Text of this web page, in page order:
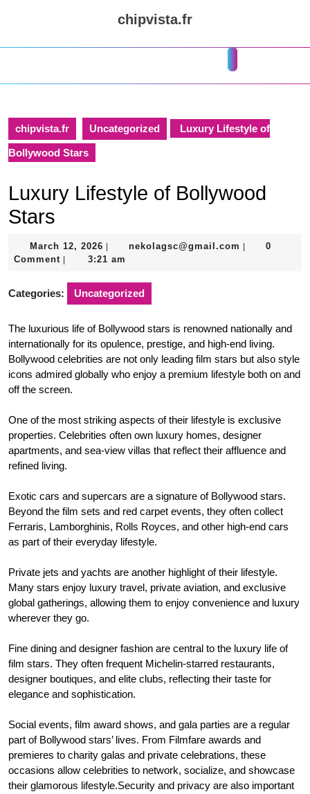
chipvista.fr
chipvista.fr Uncategorized Luxury Lifestyle of
Bollywood Stars
Luxury Lifestyle of Bollywood
Stars
March 12, 2026 March
12,
nekolagsc@gmail.com
0
Comment
3:21 am
Categories: Uncategorized
The luxurious life of Bollywood stars is renowned nationally and
internationally for its opulence, prestige, and high-end living.
Bollywood celebrities are not only leading film stars but also style
icons admired globally who enjoy a premium lifestyle both on and
off the screen.
One of the most striking aspects of their lifestyle is exclusive
properties. Celebrities often own luxury homes, designer
apartments, and sea-view villas that reflect their affluence and
refined living.
Exotic cars and supercars are a signature of Bollywood stars.
Beyond the film sets and red carpet events, they often collect
Ferraris, Lamborghinis, Rolls Royces, and other high-end cars
as part of their everyday lifestyle.
Private jets and yachts are another highlight of their lifestyle.
Many stars enjoy luxury travel, private aviation, and exclusive
global gatherings, allowing them to enjoy convenience and luxury
wherever they go.
Fine dining and designer fashion are central to the luxury life of
film stars. They often frequent Michelin-starred restaurants,
designer boutiques, and elite clubs, reflecting their taste for
elegance and sophistication.
Social events, film award shows, and gala parties are a regular
part of Bollywood stars’ lives. From Filmfare awards and
premieres to charity galas and private celebrations, these
occasions allow celebrities to network, socialize, and showcase
their glamorous lifestyle.Security and privacy are also important